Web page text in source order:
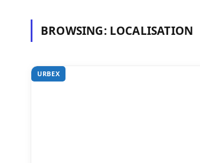
BROWSING: LOCALISATION
URBEX